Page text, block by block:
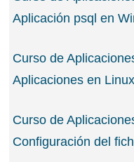
Aplicación psql en
Curso de
Aplicaciones en Linux
Curso de
Configuración del